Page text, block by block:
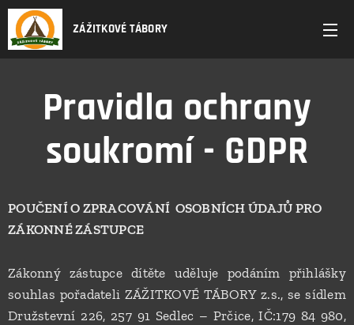
ZÁŽITKOVÉ TÁBORY
Pravidla ochrany
soukromí - GDPR
POUČENÍ O ZPRACOVÁNÍ OSOBNÍCH ÚDAJŮ PRO
ZÁKONNÉ ZÁSTUPCE
Zákonný zástupce dítěte uděluje podáním přihlášky
souhlas pořadateli ZÁŽITKOVÉ TÁBORY z.s., se sídlem
Družstevní 226, 257 91 Sedlec – Prčice, IČ:179 84 980,